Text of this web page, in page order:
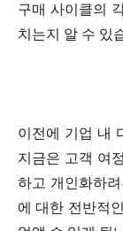
구매 사이클의
치는지 알 수 있
이전에 기업 내
지금은 고객 여
하고 개인화하
에 대한 전반적